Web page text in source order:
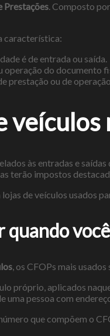
Prestações. Composto
característica:
é de entrada ou saída.
operação do documento
prestação ou de
veículos
às entradas e
terão impostos
de veículos usados
quando
, os CFOPs mais
próprio, aplicados
uma pessoa com
que compõem o